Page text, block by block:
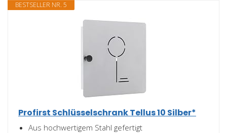
BESTSELLER NR. 5
Profirst Schlüsselschrank Tellus 10 Silber*
Aus hochwertigem Stahl gefertigt